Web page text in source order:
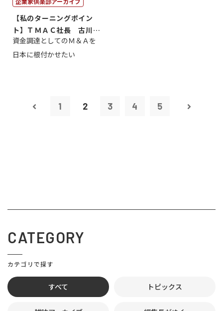
【私のターニングポイン
ト】ＴＭＡＣ社長 古川英
一
資金調達としてのＭ＆Ａを
日本に根付かせたい
1 2 3 4 5
CATEGORY
カテゴリで探す
すべて トピックス